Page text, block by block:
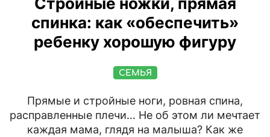
спинка: как «обеспечить»
ребенку хорошую фигуру
СЕМЬЯ
Прямые и стройные ноги, ровная спина,
расправленные плечи… Не об этом ли мечтает
каждая мама, глядя на малыша? Как же